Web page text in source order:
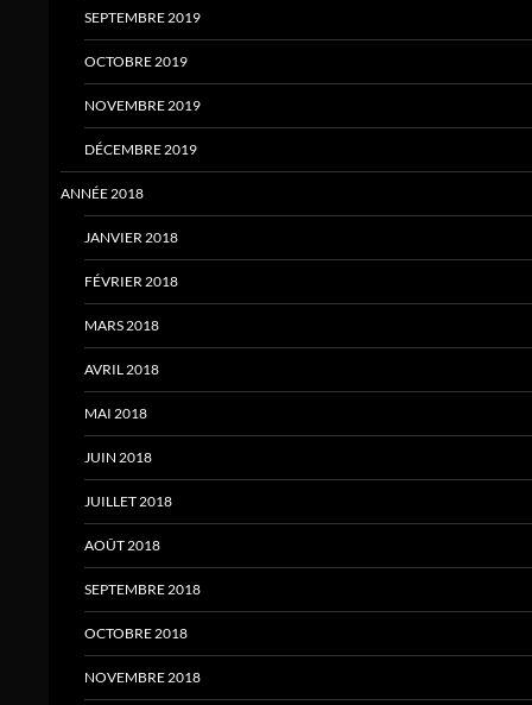
SEPTEMBRE 2019
OCTOBRE 2019
NOVEMBRE 2019
DÉCEMBRE 2019
ANNÉE 2018
JANVIER 2018
FÉVRIER 2018
MARS 2018
AVRIL 2018
MAI 2018
JUIN 2018
JUILLET 2018
AOÛT 2018
SEPTEMBRE 2018
OCTOBRE 2018
NOVEMBRE 2018